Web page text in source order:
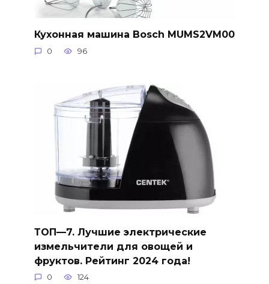
Кухонная машина Bosch MUMS2VM00
0 96
ТОП—7. Лучшие электрические
измельчители для овощей и
фруктов. Рейтинг 2024 года!
0 124